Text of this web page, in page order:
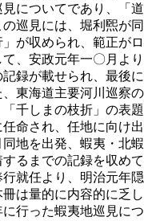
についてであり、「
巡見には、堀利煕が
が収められ、範正が
、安政元年一〇月よ
録が載せられ、最後
東海道主要河川巡察
千しまの枝折」の表
命され、任地に向け
地を出発、蝦夷・北
るまでの記録を収め
就任より、明治元年
は量的に内容的に乏し
行った蝦夷地巡見に